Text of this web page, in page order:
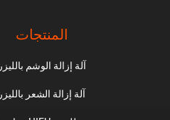
المنتجات
آلة إزالة الوشم بالليزر
آلة إزالة الشعر بالليزر